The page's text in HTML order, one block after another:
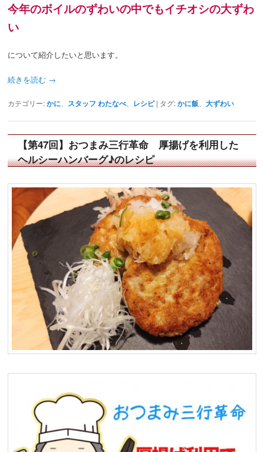
今年のボイルのずわいの中でもイチオシの大ずわ
い
について紹介したいと思います。
続きを読む →
カテゴリー: かに スタッフ わたなべ、 レシピ | タグ: かに飯 、大ずわい
【第47回】おつまみ三行革命 厚揚げを利用した
ヘルシーハンバーグ♪のレシピ